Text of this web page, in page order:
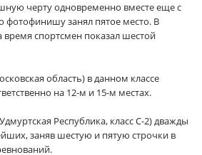
черту одновременно вместе еще с
фотофинишу занял пятое место. В
время спортсмен показал шестой
область) в данном классе
на 12-м и 15-м местах.
Республика, класс С-2) дважды
заняв шестую и пятую строчки в